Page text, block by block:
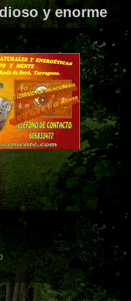
y enorme